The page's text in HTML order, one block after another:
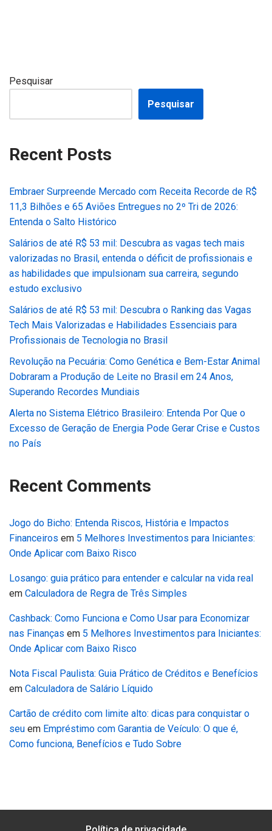
Pesquisar
Pesquisar
Recent Posts
Embraer Surpreende Mercado com Receita Recorde de R$
11,3 Bilhões e 65 Aviões Entregues no 2º Tri de 2026:
Entenda o Salto Histórico
Salários de até R$ 53 mil: Descubra as vagas tech mais
valorizadas no Brasil, entenda o déficit de profissionais e
as habilidades que impulsionam sua carreira, segundo
estudo exclusivo
Salários de até R$ 53 mil: Descubra o Ranking das Vagas
Tech Mais Valorizadas e Habilidades Essenciais para
Profissionais de Tecnologia no Brasil
Revolução na Pecuária: Como Genética e Bem-Estar Animal
Dobraram a Produção de Leite no Brasil em 24 Anos,
Superando Recordes Mundiais
Alerta no Sistema Elétrico Brasileiro: Entenda Por Que o
Excesso de Geração de Energia Pode Gerar Crise e Custos
no País
Recent Comments
Jogo do Bicho: Entenda Riscos, História e Impactos
Financeiros em 5 Melhores Investimentos para Iniciantes:
Onde Aplicar com Baixo Risco
Losango: guia prático para entender e calcular na vida real
em Calculadora de Regra de Três Simples
Cashback: Como Funciona e Como Usar para Economizar
nas Finanças em 5 Melhores Investimentos para Iniciantes:
Onde Aplicar com Baixo Risco
Nota Fiscal Paulista: Guia Prático de Créditos e Benefícios
em Calculadora de Salário Líquido
Cartão de crédito com limite alto: dicas para conquistar o
seu em Empréstimo com Garantia de Veículo: O que é,
Como funciona, Benefícios e Tudo Sobre